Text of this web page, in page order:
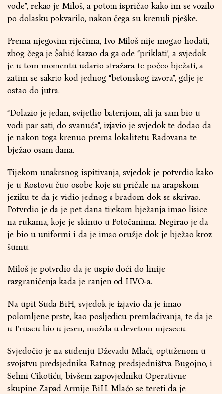
vode”, rekao je Miloš, a potom ispričao kako im se vozilo
po dolasku pokvarilo, nakon čega su krenuli pješke.
Prema njegovim riječima, Ivo Miloš nije mogao hodati,
zbog čega je Šabić kazao da ga ode “priklati”, a svjedok
je u tom momentu udario stražara te počeo bježati, a
zatim se sakrio kod jednog “betonskog izvora”, gdje je
ostao do jutra.
“Dolazio je jedan, svijetlio baterijom, ali ja sam bio u
vodi par sati, do svanuća”, izjavio je svjedok te dodao da
je nakon toga krenuo prema lokalitetu Radovana te
bježao osam dana.
Tijekom unakrsnog ispitivanja, svjedok je potvrdio kako
je u Rostovu čuo osobe koje su pričale na arapskom
jeziku te da je vidio jednog s bradom dok se skrivao.
Potvrdio je da je pet dana tijekom bježanja imao lisice
na rukama, koje je skinuo u Potočanima. Negirao je da
je bio u uniformi i da je imao oružje dok je bježao kroz
šumu.
Miloš je potvrdio da je uspio doći do linije
razgraničenja kada je ranjen od HVO-a.
Na upit Suda BiH, svjedok je izjavio da je imao
polomljene prste, kao posljedicu premlaćivanja, te da je
u Pruscu bio u jesen, možda u devetom mjesecu.
Svjedočio je na suđenju Dževadu Mlaći, optuženom u
svojstvu predsjednika Ratnog predsjedništva Bugojno, i
Selmi Cikotiću, bivšem zapovjedniku Operativne
skupine Zapad Armije BiH. Mlaćo se tereti da je